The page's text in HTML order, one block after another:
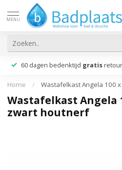
MENU
60 dagen bedenktijd gratis retour
Home / Wastafelkast Angela 100
Wastafelkast Angela
zwart houtnerf